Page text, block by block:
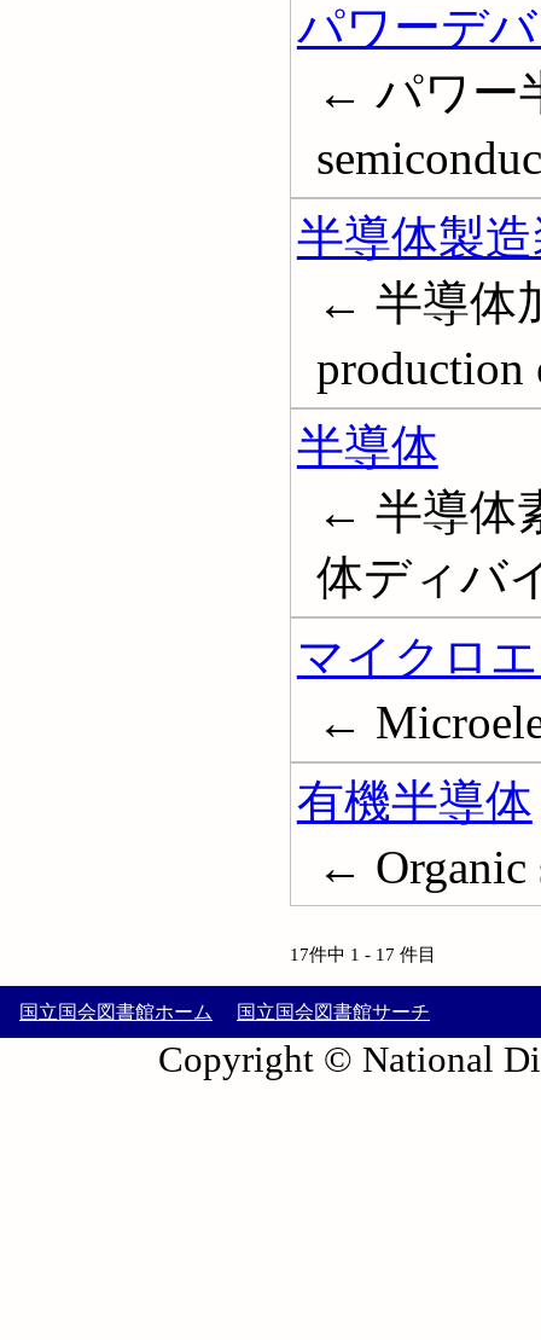
パワーデ
← パワー
半導体製
← 半導体
production
半導体
← 半導体
体ディバ
マイクロ
←
有機半導体
← Organic
17件中 1 - 17 件目
国立国会図書館ホーム 国立国会図書館サーチ
Copyright © National